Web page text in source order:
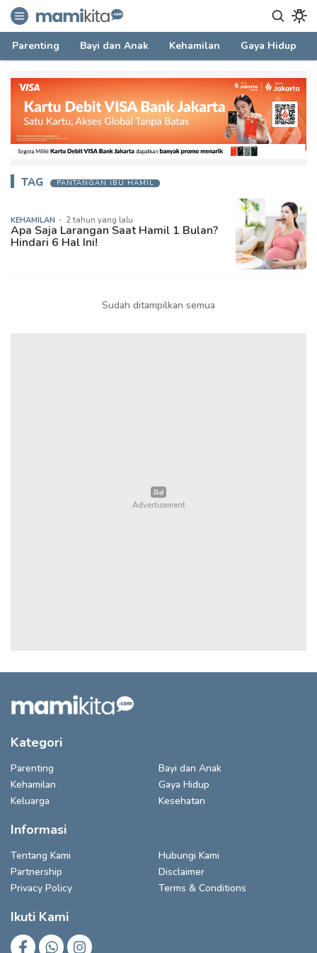
mamikita.com
Informasi Parenting untuk Mami Milenial
Parenting Bayi dan Anak Kehamilan Gaya Hidup
TAG PANTANGAN IBU HAMIL
KEHAMILAN - 2 tahun yang lalu
Apa Saja Larangan Saat Hamil 1 Bulan?
Hindari 6 Hal Ini!
Sudah ditampilkan semua
Kategori
Parenting
Bayi dan Anak
Kehamilan
Gaya Hidup
Keluarga
Kesehatan
Informasi
Tentang Kami
Hubungi Kami
Partnership
Disclaimer
Privacy Policy
Terms & Conditions
Ikuti Kami